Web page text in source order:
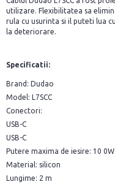
utilizare. Flexibilitatea sa
rula cu usurinta si il puteti lua
la deteriorare.
Specificatii:
Brand: Dudao
Model: L7SCC
Conectori:
USB-C
USB-C
Putere maxima de iesire: 10 0W
Material: silicon
Lungime: 2 m